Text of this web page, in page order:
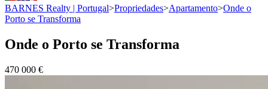
BARNES Realty | Portugal>Propriedades>Apartamento>Onde o
Porto se Transforma
Onde o Porto se Transforma
470 000 €